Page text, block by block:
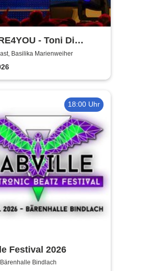
- Toni Di
& Pietro Pato
Basilika Marienweiher
18:00 Uhr
Festival 2026
Bindlach